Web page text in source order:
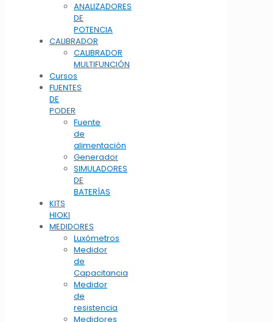
ANALIZADORES
DE
POTENCIA
CALIBRADOR
CALIBRADOR
MULTIFUNCIÓN
Cursos
FUENTES
DE
PODER
Fuente
de
alimentación
Generador
SIMULADORES
DE
BATERÍAS
KITS
HIOKI
MEDIDORES
Luxómetros
Medidor
de
Capacitancia
Medidor
de
resistencia
Medidores